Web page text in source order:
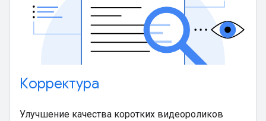
Корректура
Улучшение качества коротких видеороликов